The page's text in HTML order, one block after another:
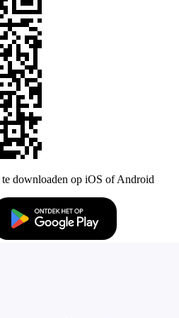
te downloaden op iOS of Android